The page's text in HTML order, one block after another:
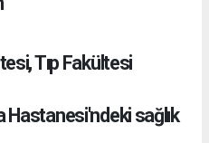
Tıp Fakültesi
Hastanesi'ndeki sağlık